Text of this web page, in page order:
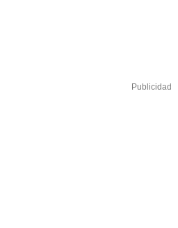
Publicidad